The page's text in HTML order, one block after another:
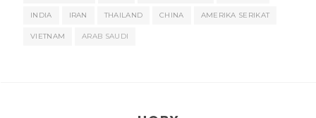
INDIA IRAN THAILAND CHINA AMERIKA SERIKAT
VIETNAM ARAB SAUDI